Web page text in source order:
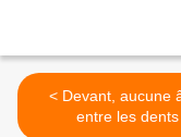
< Devant, aucune âme
entre les dents